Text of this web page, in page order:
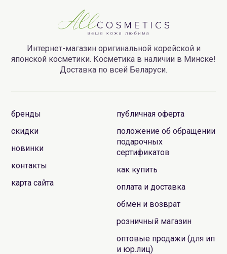
Интернет-магазин оригинальной корейской и
японской косметики. Косметика в наличии в Минске!
Доставка по всей Беларуси.
бренды
скидки
новинки
контакты
карта сайта
публичная оферта
положение об обращении
подарочных
сертификатов
как купить
оплата и доставка
обмен и возврат
розничный магазин
оптовые продажи (для ип
и юр.лиц)